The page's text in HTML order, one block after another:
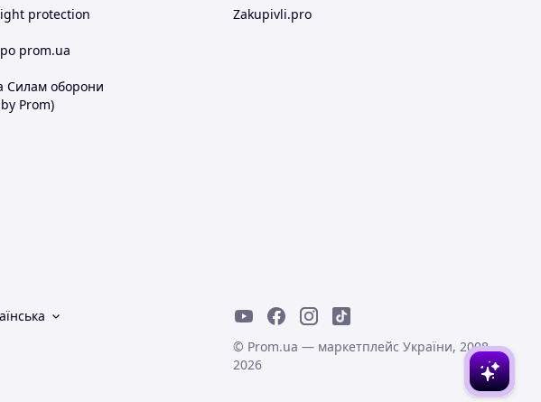
protection
prom.ua
Силам оборони
Prom)
Zakupivli.pro
© Prom.ua — маркетплейс України, 2008-
2026